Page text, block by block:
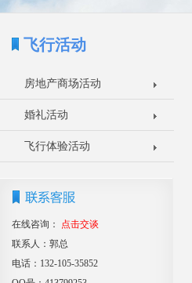
飞行活动
房地产商场活动
婚礼活动
飞行体验活动
在线咨询：
点击交谈
联系人：郭总
电话：132-105-35852